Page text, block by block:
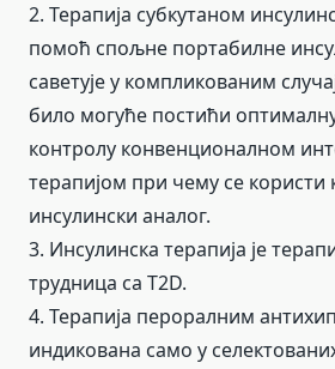
2. Терапија субкутаном
помоћ спољне портабилне
саветује у компликованим
било могуће постићи
контролу конвенционалном
терапијом при чему се користи
инсулински аналог.
3. Инсулинска терапија је
трудница са T2D.
4. Терапија пероралним
индикована само у